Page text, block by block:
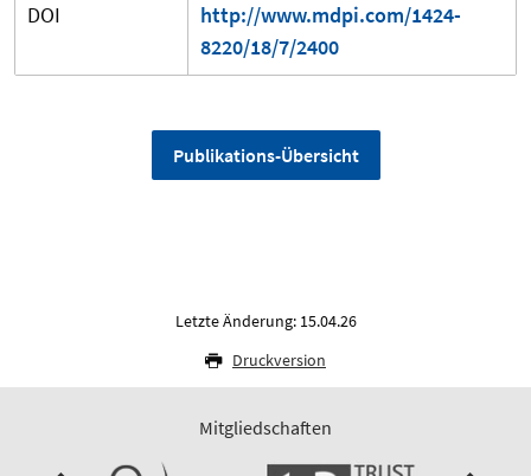
DOI
http://www.mdpi.com/1424-
8220/18/7/2400
Publikations-Übersicht
Letzte Änderung: 15.04.26
Druckversion
Mitgliedschaften